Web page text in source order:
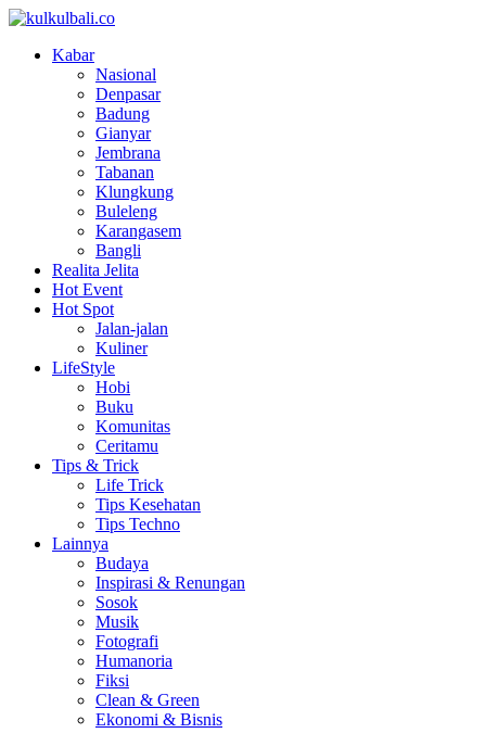
Kabar
Nasional
Denpasar
Badung
Gianyar
Jembrana
Tabanan
Klungkung
Buleleng
Karangasem
Bangli
Realita Jelita
Hot Event
Hot Spot
Jalan-jalan
Kuliner
LifeStyle
Hobi
Buku
Komunitas
Ceritamu
Tips & Trick
Life Trick
Tips Kesehatan
Tips Techno
Lainnya
Budaya
Inspirasi & Renungan
Sosok
Musik
Fotografi
Humanoria
Fiksi
Clean & Green
Ekonomi & Bisnis